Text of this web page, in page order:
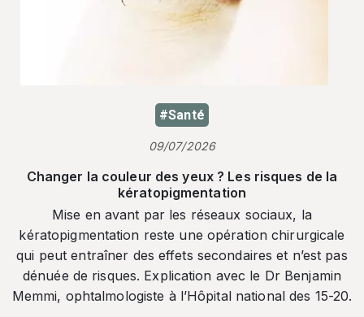
#Santé
09/07/2026
Changer la couleur des yeux ? Les risques de la
kératopigmentation
Mise en avant par les réseaux sociaux, la
kératopigmentation reste une opération chirurgicale
qui peut entraîner des effets secondaires et n’est pas
dénuée de risques. Explication avec le Dr Benjamin
Memmi, ophtalmologiste à l’Hôpital national des 15-20.